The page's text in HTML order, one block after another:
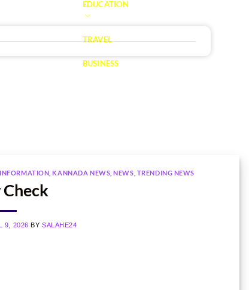
EDUCATION
TRAVEL
BUSINESS
INFORMATION ,KANNADA NEWS ,NEWS TRENDING NEWS
9, 2026 BYSALAHE24